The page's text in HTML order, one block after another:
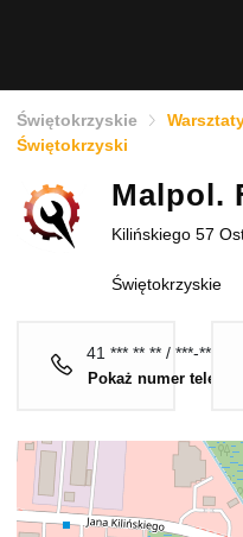
Świętokrzyskie
Świętokrzyski
Malpol.
Kilińskiego 57
Świętokrzyskie
41 *** ** ** / ***-***-***
Pokaż numer